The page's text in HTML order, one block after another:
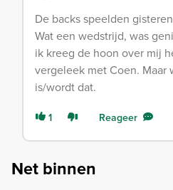
De backs speelden
Wat een wedstrijd, was
ik kreeg de hoon over mij
vergeleek met Coen. Maar
is/wordt dat.
1 Reageer
Net binnen